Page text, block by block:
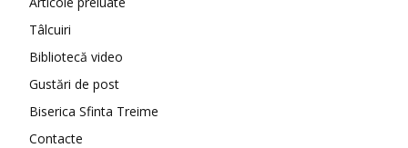
Tâlcuiri
Bibliotecă video
Gustări de post
Biserica Sfinta Treime
Contacte